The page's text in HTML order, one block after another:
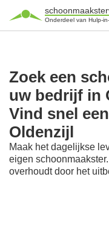
Onderdeel van Hulp-
Zoek een
uw bedrijf in
Vind snel
Oldenzijl
Maak het dagelijkse
eigen
overhoudt door het